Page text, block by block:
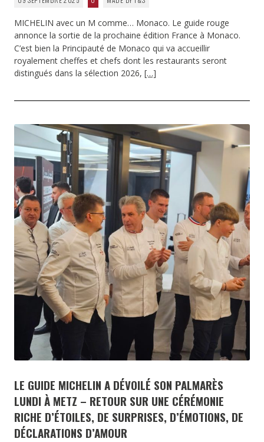
MICHELIN avec un M comme… Monaco. Le guide rouge
annonce la sortie de la prochaine édition France à Monaco.
C’est bien la Principauté de Monaco qui va accueillir
royalement cheffes et chefs dont les restaurants seront
distingués dans la sélection 2026, […]
LE GUIDE MICHELIN A DÉVOILÉ SON PALMARÈS
LUNDI À METZ – RETOUR SUR UNE CÉRÉMONIE
RICHE D’ÉTOILES, DE SURPRISES, D’ÉMOTIONS, DE
DÉCLARATIONS D’AMOUR